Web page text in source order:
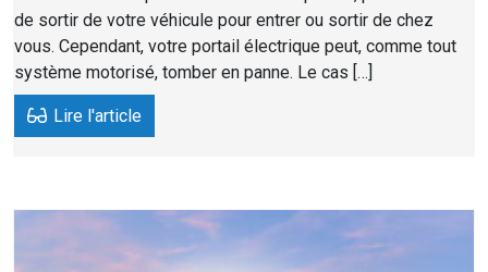
de sortir de votre véhicule pour entrer ou sortir de chez
vous. Cependant, votre portail électrique peut, comme tout
système motorisé, tomber en panne. Le cas […]
Lire l'article